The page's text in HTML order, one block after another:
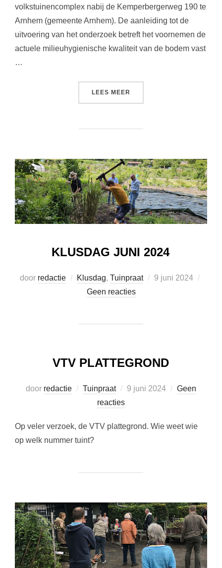
volkstuinencomplex nabij de Kemperbergerweg 190 te
Arnhem (gemeente Arnhem). De aanleiding tot de
uitvoering van het onderzoek betreft het voornemen de
actuele milieuhygienische kwaliteit van de bodem vast
…
LEES MEER
KLUSDAG JUNI 2024
door redactie Klusdag, Tuinpraat
Geplaatst
9 juni 2024
Geen reacties
VTV PLATTEGROND
door redactie Tuinpraat
Geplaatst
9 juni 2024
Geen
reacties
Op veler verzoek, de VTV plattegrond. Wie weet wie
op welk nummer tuint?